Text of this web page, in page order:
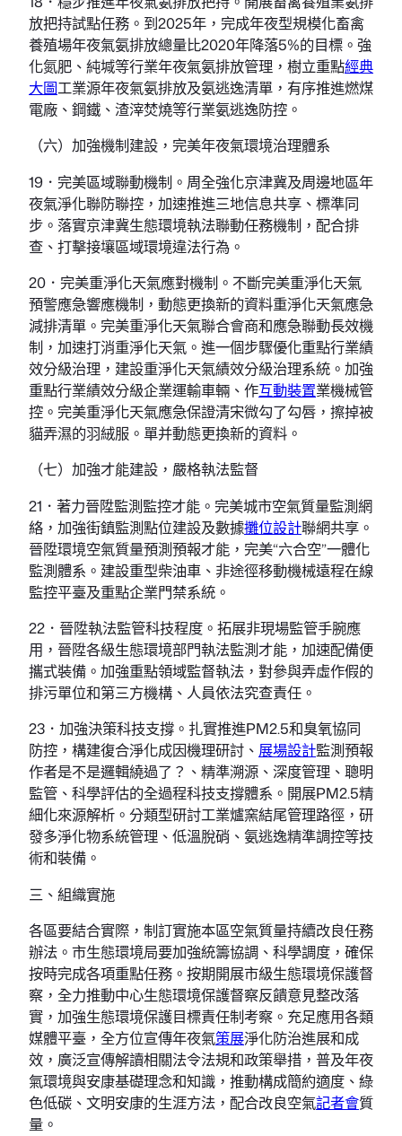
放把持試點任務。到2025年，完成年夜型規模化畜禽
養殖場年夜氣氨排放總量比2020年降落5%的目標。強
化氮肥、純堿等行業年夜氣氨排放管理，樹立重點經典
大圖工業源年夜氣氨排放及氨逃逸清單，有序推進燃煤
電廠、鋼鐵、渣滓焚燒等行業氨逃逸防控。
（六）加強機制建設，完美年夜氣環境治理體系
19．完美區域聯動機制。周全強化京津冀及周邊地區年
夜氣淨化聯防聯控，加速推進三地信息共享、標準同
步。落實京津冀生態環境執法聯動任務機制，配合排
查、打擊接壤區域環境違法行為。
20．完美重淨化天氣應對機制。不斷完美重淨化天氣
預警應急響應機制，動態更換新的資料重淨化天氣應急
減排清單。完美重淨化天氣聯合會商和應急聯動長效機
制，加速打消重淨化天氣。進一個步驟優化重點行業績
效分級治理，建設重淨化天氣績效分級治理系統。加強
重點行業績效分級企業運輸車輛、作互動裝置業機械管
控。完美重淨化天氣應急保證清宋微勾了勾唇，擦掉被
貓弄濕的羽絨服。單并動態更換新的資料。
（七）加強才能建設，嚴格執法監督
21．著力晉陞監測監控才能。完美城市空氣質量監測網
絡，加強街鎮監測點位建設及數據攤位設計聯網共享。
晉陞環境空氣質量預測預報才能，完美“六合空”一體化
監測體系。建設重型柴油車、非途徑移動機械遠程在線
監控平臺及重點企業門禁系統。
22．晉陞執法監管科技程度。拓展非現場監管手腕應
用，晉陞各級生態環境部門執法監測才能，加速配備便
攜式裝備。加強重點領域監督執法，對參與弄虛作假的
排污單位和第三方機構、人員依法究查責任。
23．加強決策科技支撐。扎實推進PM2.5和臭氧協同
防控，構建復合淨化成因機理研討、 展場設計監測預報
作者是不是邏輯繞過了？、精準溯源、深度管理、聰明
監管、科學評估的全過程科技支撐體系。開展PM2.5精
細化來源解析。分類型研討工業爐窯結尾管理路徑，研
發多淨化物系統管理、低溫脫硝、氨逃逸精準調控等技
術和裝備。
三、組織實施
各區要結合實際，制訂實施本區空氣質量持續改良任務
辦法。市生態環境局要加強統籌協調、科學調度，確保
按時完成各項重點任務。按期開展市級生態環境保護督
察，全力推動中心生態環境保護督察反饋意見整改落
實，加強生態環境保護目標責任制考察。充足應用各類
媒體平臺，全方位宣傳年夜氣策展淨化防治進展和成
效，廣泛宣傳解讀相關法令法規和政策舉措，普及年夜
氣環境與安康基礎理念和知識，推動構成簡約適度、綠
色低碳、文明安康的生涯方法，配合改良空氣記者會質
量。